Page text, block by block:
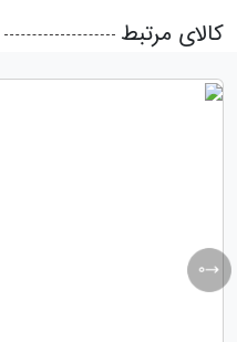
کالای مرتبط